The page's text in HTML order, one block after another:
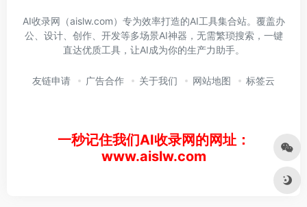
AI收录网（aislw.com）专为效率打造的AI工具集合站。覆盖办
公、设计、创作、开发等多场景AI神器，无需繁琐搜索，一键
直达优质工具，让AI成为你的生产力助手。
友链申请 广告合作 关于我们 网站地图 标签云
一秒记住我们AI收录网的网址：
www.aislw.com